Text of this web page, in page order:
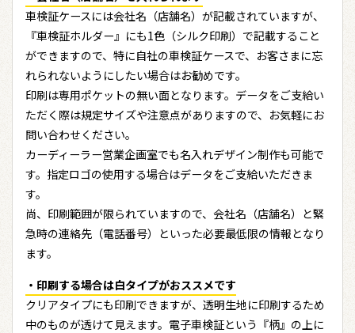
車検証ケースには会社名（店舗名）が記載されていますが、
『車検証ホルダー』にも1色（シルク印刷）で記載すること
ができますので、特に自社の車検証ケースで、お客さまに忘
れられないようにしたい場合はお勧めです。
印刷は専用ポケットの無い面となります。データをご支給い
ただく際は規定サイズや注意点がありますので、お気軽にお
問い合わせください。
カーディーラー営業企画室でも名入れデザイン制作も可能で
す。指定ロゴの使用する場合はデータをご支給いただきま
す。
尚、印刷範囲が限られていますので、会社名（店舗名）と緊
急時の連絡先（電話番号）といった必要最低限の情報となり
ます。
・印刷する場合は白タイプがおススメです
クリアタイプにも印刷できますが、透明生地に印刷するため
中のものが透けて見えます。電子車検証という『柄』の上に